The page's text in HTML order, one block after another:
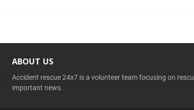
ABOUT US
Accident rescue 24x7 is a volunteer team focusing on
important news.